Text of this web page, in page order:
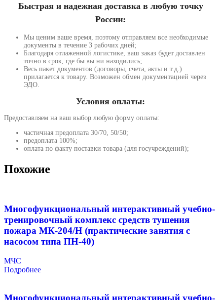
Быстрая и надежная доставка в любую точку
России:
Мы ценим ваше время, поэтому отправляем все необходимые
документы в течение 3 рабочих дней;
Благодаря отлаженной логистике, ваш заказ будет доставлен
точно в срок, где бы вы ни находились;
Весь пакет документов (договоры, счета, акты и т.д.)
прилагается к товару. Возможен обмен документацией через
ЭДО.
Условия оплаты:
Предоставляем на ваш выбор любую форму оплаты:
частичная предоплата 30/70, 50/50;
предоплата 100%;
оплата по факту поставки товара (для госучреждений);
Похожие
Многофункциональный интерактивный учебно-
тренировочный комплекс средств тушения
пожара МК-204/Н (практические занятия с
насосом типа ПН-40)
МЧС
Подробнее
Многофункциональный интерактивный учебно-